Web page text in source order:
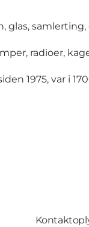
radioer,
1975, var i